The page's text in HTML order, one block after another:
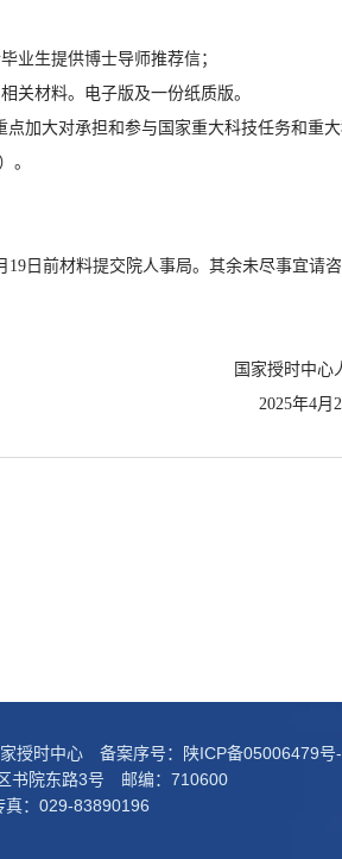
业生提供博士导师推荐信；
关材料。电子版及一份纸质版。
加大对承担和参与国家重大科技任务和重
。
日前材料提交院人事局。其余未尽事宜请咨
人事
28
授时中心 备案序号：
陕ICP备05006479号-
书院东路3号 邮编：710600
：029-83890196